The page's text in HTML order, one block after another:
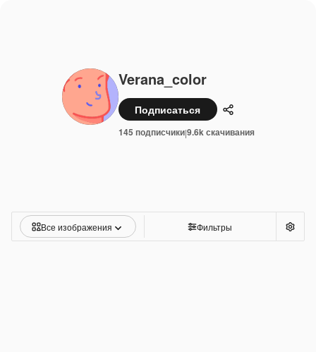
Verana_color
Подписаться Поделиться
145 подписчики|9.6k скачивания
Все изображения Фильтры